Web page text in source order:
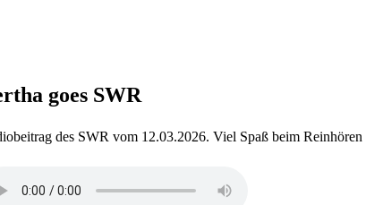
goes SWR
des SWR vom 12.03.2026. Viel Spaß beim Reinhören